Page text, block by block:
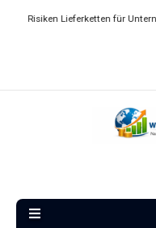
für Unternehmen und